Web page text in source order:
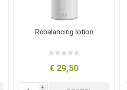
Rebalancing lotion
€ 29,50
i